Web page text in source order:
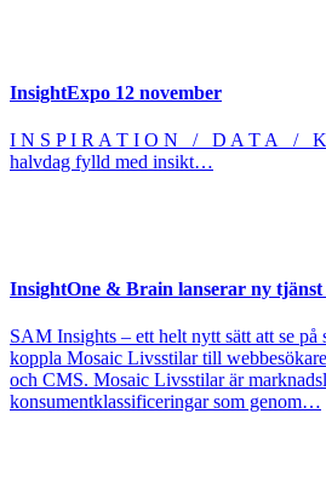
InsightExpo 12 november
I N S P I R A T I O N / D A T A / K
halvdag fylld med insikt…
InsightOne & Brain lanserar ny
SAM Insights – ett helt nytt sätt att se
koppla Mosaic Livsstilar till
och CMS. Mosaic Livsstilar är
konsumentklassificeringar som genom…